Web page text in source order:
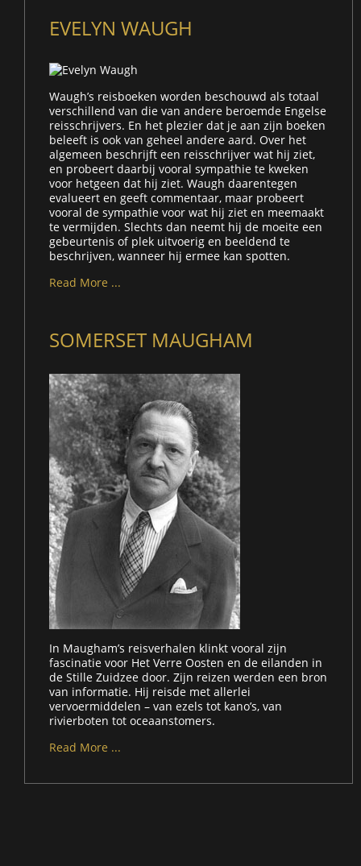
EVELYN WAUGH
Waugh’s reisboeken worden beschouwd als totaal
verschillend van die van andere beroemde Engelse
reisschrijvers. En het plezier dat je aan zijn boeken
beleeft is ook van geheel andere aard. Over het
algemeen beschrijft een reisschrijver wat hij ziet,
en probeert daarbij vooral sympathie te kweken
voor hetgeen dat hij ziet. Waugh daarentegen
evalueert en geeft commentaar, maar probeert
vooral de sympathie voor wat hij ziet en meemaakt
te vermijden. Slechts dan neemt hij de moeite een
gebeurtenis of plek uitvoerig en beeldend te
beschrijven, wanneer hij ermee kan spotten.
Read More ...
SOMERSET MAUGHAM
In Maugham’s reisverhalen klinkt vooral zijn
fascinatie voor Het Verre Oosten en de eilanden in
de Stille Zuidzee door. Zijn reizen werden een bron
van informatie. Hij reisde met allerlei
vervoermiddelen – van ezels tot kano’s, van
rivierboten tot oceaanstomers.
Read More ...